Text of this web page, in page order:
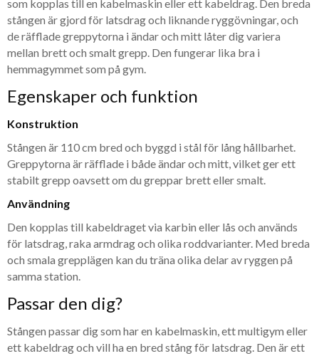
som kopplas till en kabelmaskin eller ett kabeldrag. Den breda
stången är gjord för latsdrag och liknande ryggövningar, och
de räfflade greppytorna i ändar och mitt låter dig variera
mellan brett och smalt grepp. Den fungerar lika bra i
hemmagymmet som på gym.
Egenskaper och funktion
Konstruktion
Stången är 110 cm bred och byggd i stål för lång hållbarhet.
Greppytorna är räfflade i både ändar och mitt, vilket ger ett
stabilt grepp oavsett om du greppar brett eller smalt.
Användning
Den kopplas till kabeldraget via karbin eller lås och används
för latsdrag, raka armdrag och olika roddvarianter. Med breda
och smala grepplägen kan du träna olika delar av ryggen på
samma station.
Passar den dig?
Stången passar dig som har en kabelmaskin, ett multigym eller
ett kabeldrag och vill ha en bred stång för latsdrag. Den är ett